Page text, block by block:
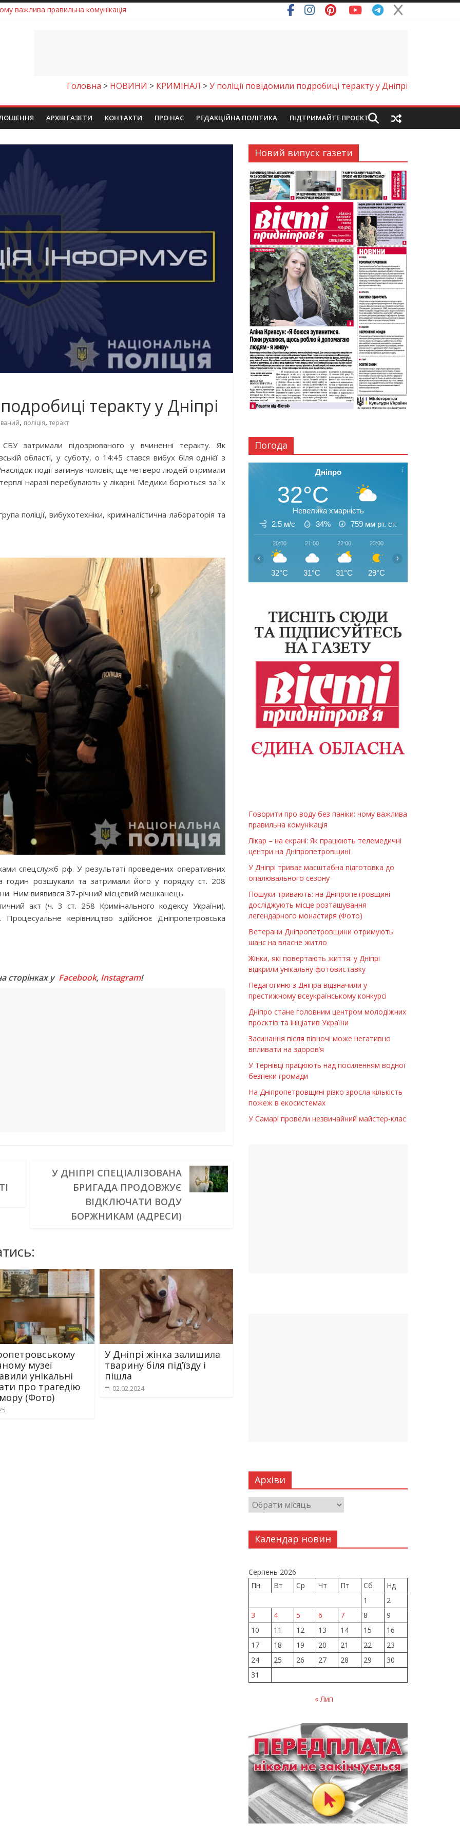
центри на Дніпропетровщині
досліджують місце розташування легендарного монастиря (Фото)
шанс на власне житло
важлива правильна комунікація
Головна > НОВИНИ > КРИМІНАЛ >У поліції повідомили подробиці теракту у Дніпрі
АРХІВ ГАЗЕТИ КОНТАКТИ ПРО НАС РЕДАКЦІЙНА ПОЛІТИКА ПІДТРИМАЙТЕ ПРОЄКТ
теракту у Дніпрі
, поліція, теракт
затримали підозрюваного у вчиненні теракту. Як
області, у суботу, о 14:45 стався вибух біля однієї з
події загинув чоловік, ще четверо людей отримали
наразі перебувають у лікарні. Медики борються за їх
поліції, вибухотехніки, криміналістична лабораторія та
спецслужб рф. У результаті проведених оперативних
годин розшукали та затримали його у порядку ст. 208
Ним виявився 37-річний місцевий мешканець.
акт (ч. 3 ст. 258 Кримінального кодексу України).
керівництво здійснює Дніпропетровська
сторінках у Facebook, Instagram!
У ДНІПРІ СПЕЦІАЛІЗОВАНА
БРИГАДА ПРОДОВЖУЄ
ВІДКЛЮЧАТИ ВОДУ
БОРЖНИКАМ (АДРЕСИ)
музеї
унікальні
про трагедію
(Фото)
У Дніпрі жінка залишила
тварину біля під’їзду і
пішла
02.02.2024
Новий випуск газети
Погода
Дніпро
32°C
Невелика хмарність
2.5 м/с
34% 759 мм рт. ст.
20:00
32°C
21:00
31°C
22:00
31°C
23:00
29°C
‹ ›
Говорити про воду без паніки: чому важлива
правильна комунікація
Лікар – на екрані: Як працюють телемедичні
центри на Дніпропетровщині
У Дніпрі триває масштабна підготовка до
опалювального сезону
Пошуки тривають: на Дніпропетровщині
досліджують місце розташування
легендарного монастиря (Фото)
Ветерани Дніпропетровщини отримують
шанс на власне житло
Жінки, які повертають життя: у Дніпрі
відкрили унікальну фотовиставку
Педагогиню з Дніпра відзначили у
престижному всеукраїнському конкурсі
Дніпро стане головним центром молодіжних
проєктів та ініціатив України
Засинання після півночі може негативно
впливати на здоров’я
У Тернівці працюють над посиленням водної
безпеки громади
На Дніпропетровщині різко зросла кількість
пожеж в екосистемах
У Самарі провели незвичайний майстер-клас
Архіви
Календар новин
Серпень 2026
Пн
Вт Ср Чт Пт Сб
Нд
1
2
3
4 5 6 7 8
9
10
11 12 13 14 15
16
17
18 19 20 21 22
23
24
25 26 27 28 29
30
31
« Лип